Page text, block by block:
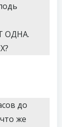
ОДНА.
до
же